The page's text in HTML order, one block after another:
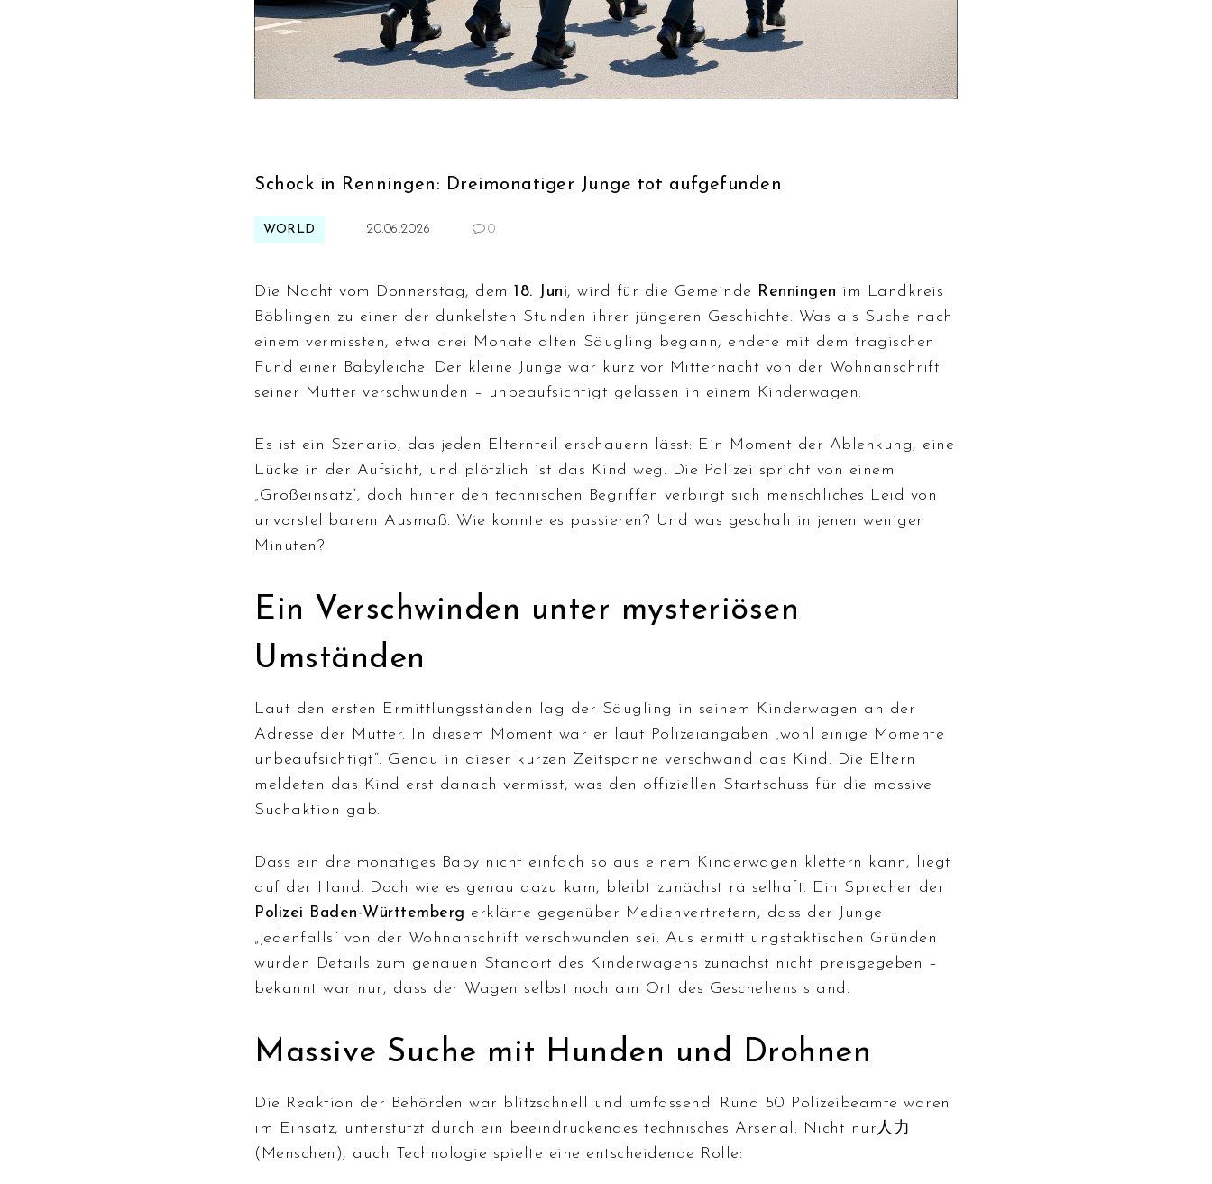
Schock in Renningen: Dreimonatiger Junge tot aufgefunden
WORLD 20.06.2026 0
Die Nacht vom Donnerstag, dem18. Juni, wird für die Gemeinde Renningen im Landkreis
Böblingen zu einer der dunkelsten Stunden ihrer jüngeren Geschichte. Was als Suche nach
einem vermissten, etwa drei Monate alten Säugling begann, endete mit dem tragischen
Fund einer Babyleiche. Der kleine Junge war kurz vor Mitternacht von der Wohnanschrift
seiner Mutter verschwunden – unbeaufsichtigt gelassen in einem Kinderwagen.
Es ist ein Szenario, das jeden Elternteil erschauern lässt: Ein Moment der Ablenkung, eine
Lücke in der Aufsicht, und plötzlich ist das Kind weg. Die Polizei spricht von einem
„Großeinsatz“, doch hinter den technischen Begriffen verbirgt sich menschliches Leid von
unvorstellbarem Ausmaß. Wie konnte es passieren? Und was geschah in jenen wenigen
Minuten?
Ein Verschwinden unter mysteriösen
Umständen
Laut den ersten Ermittlungsständen lag der Säugling in seinem Kinderwagen an der
Adresse der Mutter. In diesem Moment war er laut Polizeiangaben „wohl einige Momente
unbeaufsichtigt“. Genau in dieser kurzen Zeitspanne verschwand das Kind. Die Eltern
meldeten das Kind erst danach vermisst, was den offiziellen Startschuss für die massive
Suchaktion gab.
Dass ein dreimonatiges Baby nicht einfach so aus einem Kinderwagen klettern kann, liegt
auf der Hand. Doch wie es genau dazu kam, bleibt zunächst rätselhaft. Ein Sprecher der
Polizei Baden-Württemberg erklärte gegenüber Medienvertretern, dass der Junge
„jedenfalls“ von der Wohnanschrift verschwunden sei. Aus ermittlungstaktischen Gründen
wurden Details zum genauen Standort des Kinderwagens zunächst nicht preisgegeben –
bekannt war nur, dass der Wagen selbst noch am Ort des Geschehens stand.
Massive Suche mit Hunden und Drohnen
Die Reaktion der Behörden war blitzschnell und umfassend. Rund 50 Polizeibeamte waren
im Einsatz, unterstützt durch ein beeindruckendes technisches Arsenal. Nicht nur人力
(Menschen), auch Technologie spielte eine entscheidende Rolle: